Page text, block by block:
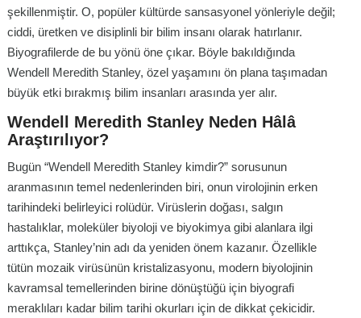
şekillenmiştir. O, popüler kültürde sansasyonel yönleriyle değil;
ciddi, üretken ve disiplinli bir bilim insanı olarak hatırlanır.
Biyografilerde de bu yönü öne çıkar. Böyle bakıldığında
Wendell Meredith Stanley, özel yaşamını ön plana taşımadan
büyük etki bırakmış bilim insanları arasında yer alır.
Wendell Meredith Stanley Neden Hâlâ
Araştırılıyor?
Bugün “Wendell Meredith Stanley kimdir?” sorusunun
aranmasının temel nedenlerinden biri, onun virolojinin erken
tarihindeki belirleyici rolüdür. Virüslerin doğası, salgın
hastalıklar, moleküler biyoloji ve biyokimya gibi alanlara ilgi
arttıkça, Stanley’nin adı da yeniden önem kazanır. Özellikle
tütün mozaik virüsünün kristalizasyonu, modern biyolojinin
kavramsal temellerinden birine dönüştüğü için biyografi
meraklıları kadar bilim tarihi okurları için de dikkat çekicidir.